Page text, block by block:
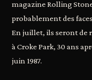
magazine Rolling
probablement des
En juillet, ils seront de
à Croke Park, 30 ans
juin 1987.